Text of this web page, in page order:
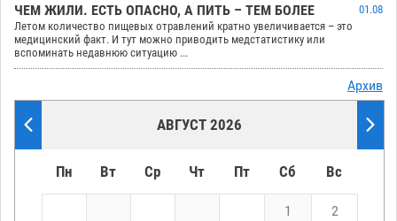
ЧЕМ ЖИЛИ. ЕСТЬ ОПАСНО, А ПИТЬ – ТЕМ БОЛЕЕ
01.08
Летом количество пищевых отравлений кратно увеличивается – это
медицинский факт. И тут можно приводить медстатистику или
вспоминать недавнюю ситуацию ...
Архив
АВГУСТ 2026
Пн Вт Ср Чт Пт Сб Вс
1 2